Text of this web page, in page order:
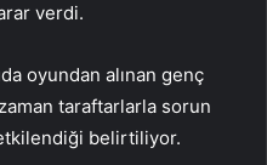
verdi.
oyundan alınan genç
taraftarlarla sorun
belirtiliyor.